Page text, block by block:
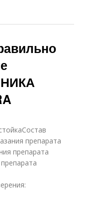
препарата
препарата